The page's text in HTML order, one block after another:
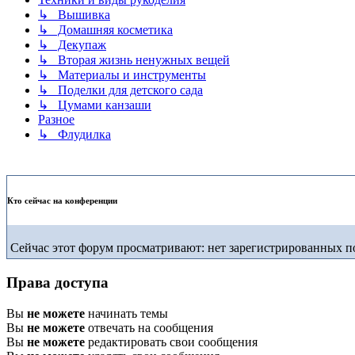
↳ Вышивка
↳ Домашняя косметика
↳ Декупаж
↳ Вторая жизнь ненужных вещей
↳ Материалы и инструменты
↳ Поделки для детского сада
↳ Цумами канзаши
Разное
↳ Флудилка
Кто сейчас на конференции
Сейчас этот форум просматривают: нет зарегистрированных
Права доступа
Вы не можете начинать темы
Вы не можете отвечать на сообщения
Вы не можете редактировать свои сообщения